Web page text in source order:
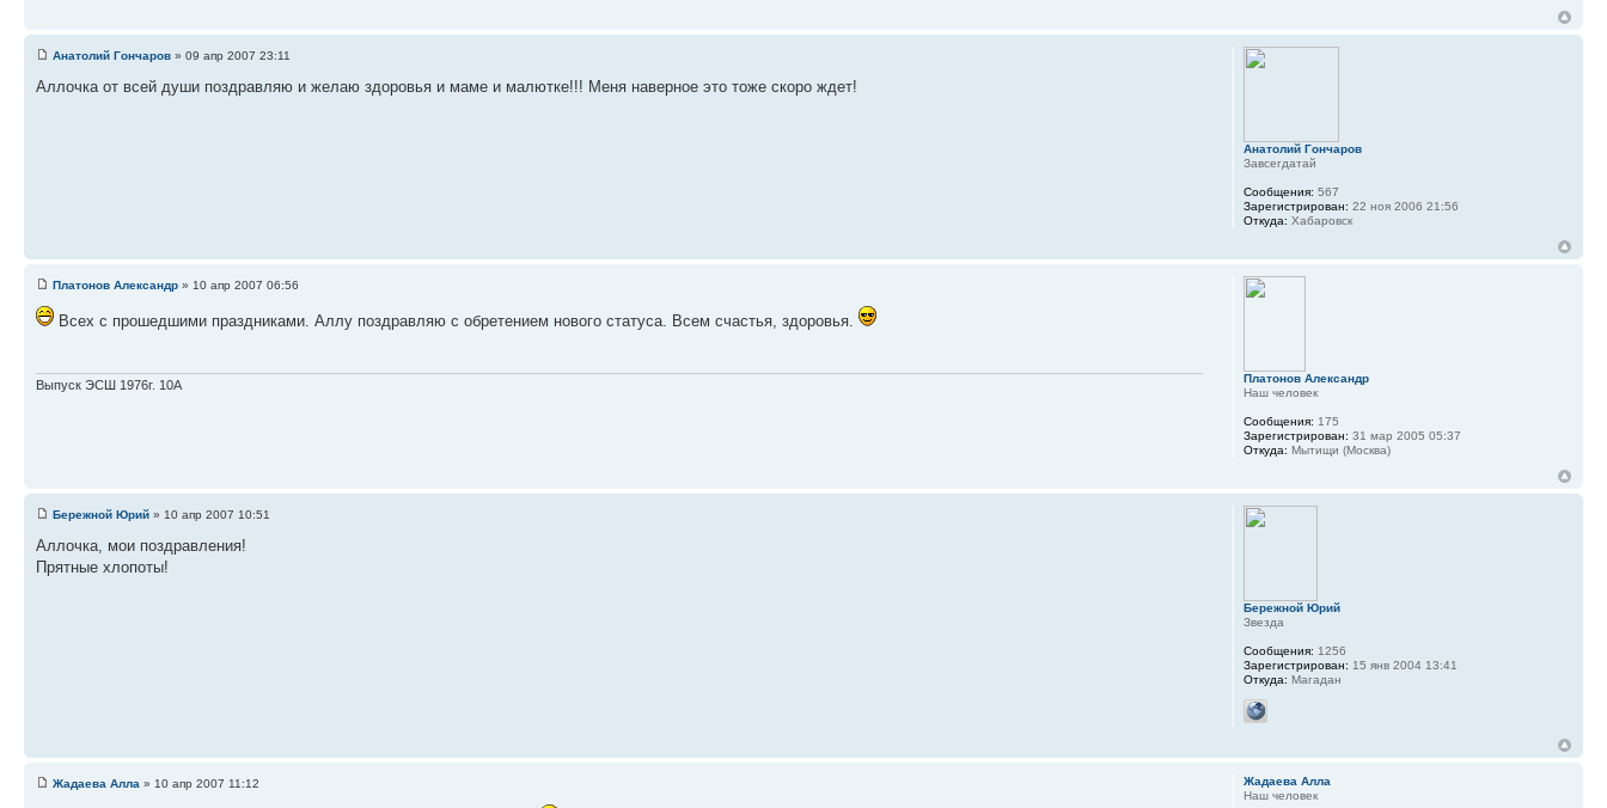
Анатолий Гончаров » 09 апр 2007 23:11
Аллочка от всей души поздравляю и желаю здоровья и маме и малютке!!! Меня наверное это тоже скоро ждет!
Анатолий Гончаров
Завсегдатай
Сообщения: 567
Зарегистрирован: 22 ноя 2006 21:56
Откуда: Хабаровск
Платонов Александр » 10 апр 2007 06:56
Всех с прошедшими праздниками. Аллу поздравляю с обретением нового статуса. Всем счастья, здоровья.
Выпуск ЭСШ 1976г. 10А
Платонов Александр
Наш человек
Сообщения: 175
Зарегистрирован: 31 мар 2005 05:37
Откуда: Мытищи (Москва)
Бережной Юрий » 10 апр 2007 10:51
Аллочка, мои поздравления!
Прятные хлопоты!
Бережной Юрий
Звезда
Сообщения: 1256
Зарегистрирован: 15 янв 2004 13:41
Откуда: Магадан
Жадаева Алла » 10 апр 2007 11:12
Жадаева Алла
Наш человек